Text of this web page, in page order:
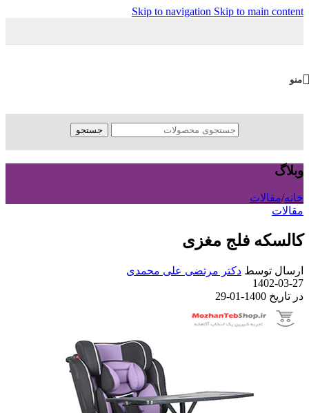
Skip to navigation Skip to main content
منو
جستجو
وبلاگ
خانه/مقالات
مقالات
کالسکه فلج مغزی
ارسال توسط دکتر مرتضی علی محمدی
1402-03-27
در تاریخ 1400-01-29